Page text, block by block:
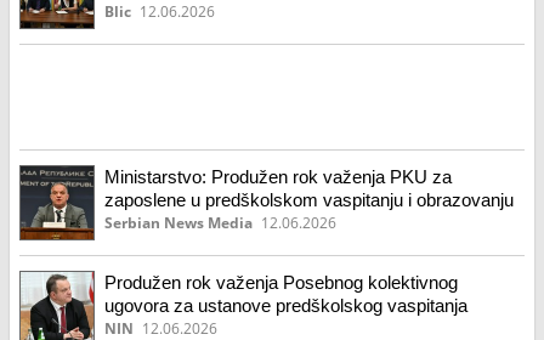
sastanak ministra prosvete i tri reprezentativna
Blic 12.06.2026
Ministarstvo: Produžen rok važenja PKU za
zaposlene u predškolskom vaspitanju i obrazovanju
Serbian News Media 12.06.2026
Produžen rok važenja Posebnog kolektivnog
ugovora za ustanove predškolskog vaspitanja
NIN 12.06.2026